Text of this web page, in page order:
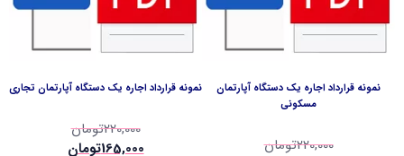
نمونه قرارداد اجاره يك دستگاه آپارتمان
مسكوني
220,000تومان
نمونه قرارداد اجاره يك دستگاه آپارتمان تجاري
220,000تومان
165,000تومان